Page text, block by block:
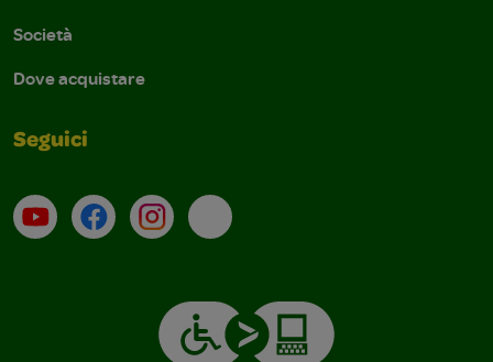
Società
Dove acquistare
Seguici
Su YouTube
ContattiProfilo Instagram
Email